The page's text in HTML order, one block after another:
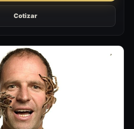
Cotizar
AU